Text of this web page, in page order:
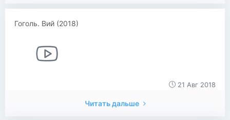
Гоголь. Вий (2018)
21 Авг 2018
Читать дальше